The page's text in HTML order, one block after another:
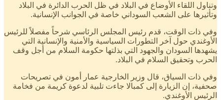
وتناول اللقاء الأوضاع في البلاد في ظل الحرب الدائرة في البلاد
وتأثيرها على الشعب السوداني خاصة في الجوانب الإنسانية.
وفي ذات الوقت، قدم رئيس المجلس الرئاسي شرحاً مفصلاً للرئيس
الأوغندي حول آخر التطورات السياسية والأمنية والإنسانية التي
يشهدها السودان والجهود التي بذلتها حكومة السلام من أجل وقف
الحرب وتحقيق السلام في البلاد.
وفي ذات السياق، قال وزير الخارجية عمار أمون في تصريحات
صحفية، إن الزيارة إلى كمبالا جاءت تلبية لدعوة كريمة من فخامة
الرئيس الأوغندي.